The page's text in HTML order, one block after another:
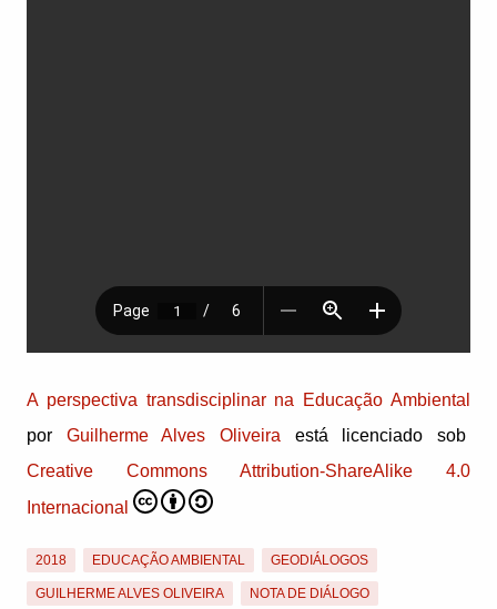
A perspectiva transdisciplinar na Educação Ambiental
por Guilherme Alves Oliveira está licenciado sob
Creative Commons Attribution-ShareAlike 4.0
Internacional
2018 EDUCAÇÃO AMBIENTAL GEODIÁLOGOS
GUILHERME ALVES OLIVEIRA NOTA DE DIÁLOGO